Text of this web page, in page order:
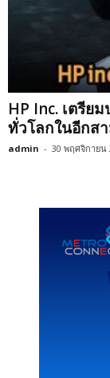
HP Inc. เตรีย
ทั่วโลกในอีกส
admin - 30 พฤศจิกายน